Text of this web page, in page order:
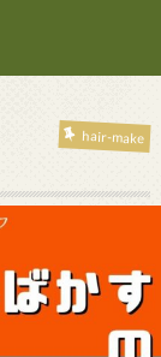
hair-make